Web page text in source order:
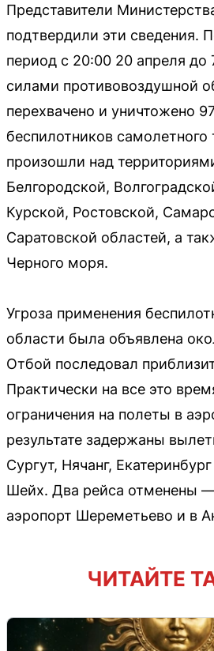
Представители
подтвердили эти сведения.
период с 20:00 20 апреля до
силами противовоздушной
перехвачено и уничтожено
беспилотников
произошли над
Белгородской,
Курской, Ростовской,
Саратовской областей, а
Черного моря.
Угроза применения
области была объявлена
Отбой последовал
Практически на все это
ограничения на полеты в
результате задержаны
Сургут, Нячанг,
Шейх. Два рейса отменены
аэропорт Шереметьево и в
ЧИТАЙТЕ